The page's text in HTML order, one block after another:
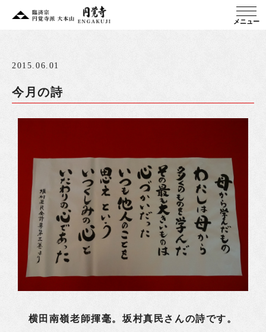
メニュー
2015.06.01
今月の詩
横田南嶺老師揮毫。坂村真民さんの詩です。